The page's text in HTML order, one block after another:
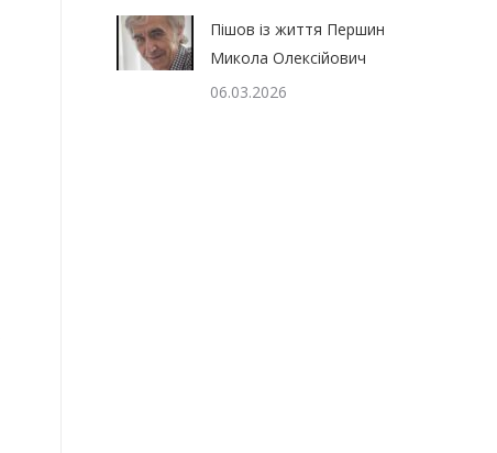
Пішов із життя Першин
Микола Олексійович
06.03.2026